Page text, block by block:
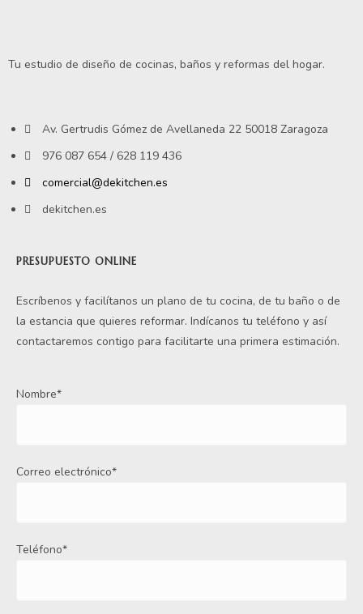
Tu estudio de diseño de cocinas, baños y reformas del hogar.
Av. Gertrudis Gómez de Avellaneda 22 50018 Zaragoza
976 087 654 / 628 119 436
comercial@dekitchen.es
dekitchen.es
PRESUPUESTO ONLINE
Escríbenos y facilítanos un plano de tu cocina, de tu baño o de
la estancia que quieres reformar. Indícanos tu teléfono y así
contactaremos contigo para facilitarte una primera estimación.
Nombre*
Correo electrónico*
Teléfono*